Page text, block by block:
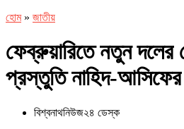
হোম» জাতীয়
ফেব্রুয়ারিতে নতুন দলের
প্রস্তুতি নাহিদ-আসিফের
বিশ্বনাথনিউজ২৪ ডেস্ক